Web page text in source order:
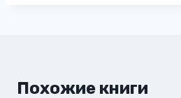
Похожие книги